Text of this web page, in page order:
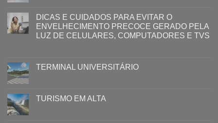
DICAS E CUIDADOS PARA EVITAR O
ENVELHECIMENTO PRECOCE GERADO PELA
LUZ ​DE CELULARES, COMPUTADORES E TVS​​
TERMINAL UNIVERSITÁRIO
TURISMO EM ALTA